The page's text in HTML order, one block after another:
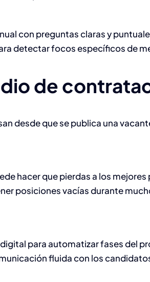
con preguntas claras y
detectar focos específicos de
de
desde que se publica una
hacer que pierdas a los mejores
posiciones vacías durante
para automatizar fases del
fluida con los